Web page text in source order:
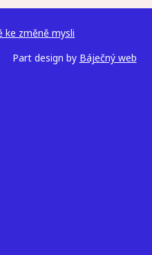
ke změně mysli
Part design by Báječný web